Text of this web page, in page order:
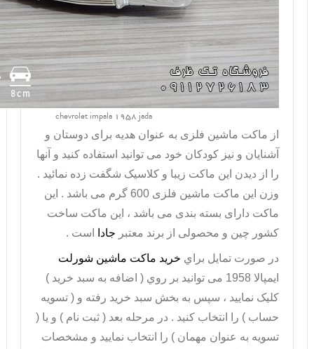
chevrolet impala 1958 jada
از ماکت ماشین فلزی به عنوان هدیه برای دوستان و
آشنایان و نیز کودکان خود می توانید استفاده کنید و آنها
را از دیدن این ماکت زیبا و کلاسیک شگفت زده نمائید .
وزن این ماکت ماشین فلزی
600 گرم می باشد . این
ماکت دارای بسته بندی می باشد ، این ماکت ساخت
کشور چین و محصولی از برند معتبر جادا است .
در صورت تمايل براي خريد ماکت ماشین شورلت
ایمپالا 1958 می توانيد بر روي ( اضافه به سبد خريد )
کليک نماييد ، سپس به بخش سبد خريد رفته و ( تسويه
حساب ) را انتخاب کنيد . در مرحله بعد ( ثبت نام ) و يا (
تسويه به عنوان مهمان ) را انتخاب نماييد و مشخصات